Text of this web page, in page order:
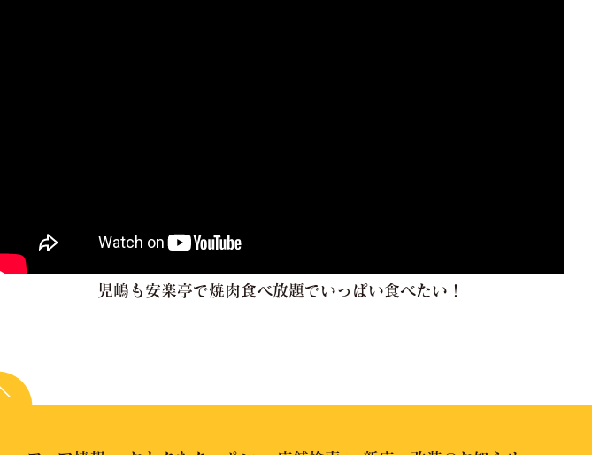
児嶋も安楽亭で焼肉食べ放題でいっぱい食べたい！